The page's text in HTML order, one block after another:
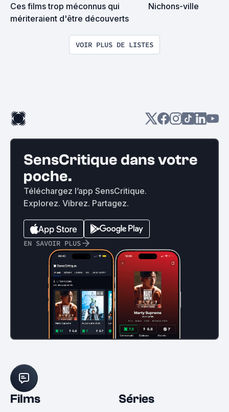
Ces films trop méconnus qui
mériteraient d'être découverts
Nichons-ville
VOIR PLUS DE LISTES
SensCritique dans votre
poche.
Téléchargez l’app SensCritique.
Explorez. Vibrez. Partagez.
EN SAVOIR PLUS
Films Séries